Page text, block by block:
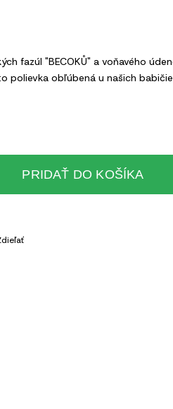
fazúl "BECOKŮ" a voňavého
polievka obľúbená u našich
PRIDAŤ DO KOŠÍKA